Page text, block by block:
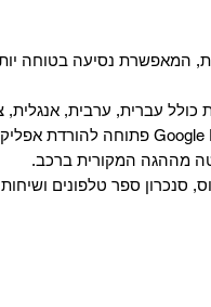
המאפשרת נסיעה בטוחה
עברית, ערבית, אנגלית,
מההגה המקורית ברכב.
‏סנכרון ספר טלפונים